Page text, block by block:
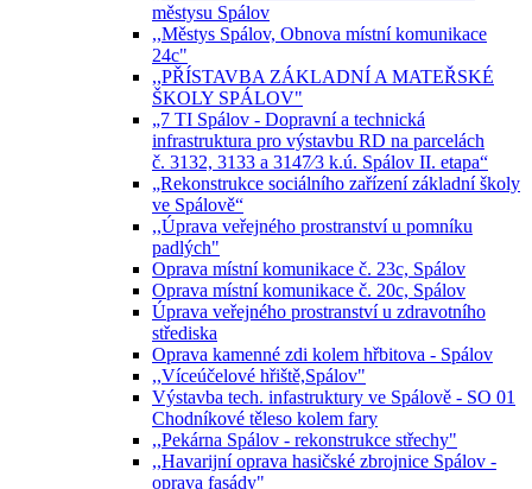
městysu Spálov
,,Městys Spálov, Obnova místní komunikace
24c"
,,PŘÍSTAVBA ZÁKLADNÍ A MATEŘSKÉ
ŠKOLY SPÁLOV"
„7 TI Spálov - Dopravní a technická
infrastruktura pro výstavbu RD na parcelách
č. 3132, 3133 a 3147⁄3 k.ú. Spálov II. etapa“
„Rekonstrukce sociálního zařízení základní školy
ve Spálově“
,,Úprava veřejného prostranství u pomníku
padlých"
Oprava místní komunikace č. 23c, Spálov
Oprava místní komunikace č. 20c, Spálov
Úprava veřejného prostranství u zdravotního
střediska
Oprava kamenné zdi kolem hřbitova - Spálov
,,Víceúčelové hřiště,Spálov"
Výstavba tech. infastruktury ve Spálově - SO 01
Chodníkové těleso kolem fary
,,Pekárna Spálov - rekonstrukce střechy"
,,Havarijní oprava hasičské zbrojnice Spálov -
oprava fasády"